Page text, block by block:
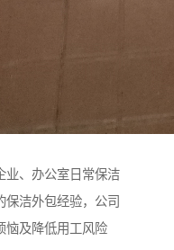
业、办公室日常保洁
洁外包经验，公司
恼及降低用工风险